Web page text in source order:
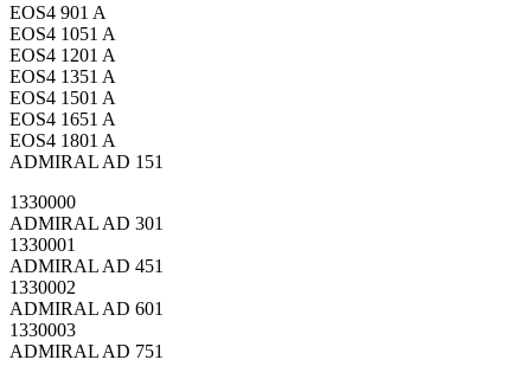
EOS4 901 A
EOS4 1051 A
EOS4 1201 A
EOS4 1351 A
EOS4 1501 A
EOS4 1651 A
EOS4 1801 A
ADMIRAL AD 151
1330000
ADMIRAL AD 301
1330001
ADMIRAL AD 451
1330002
ADMIRAL AD 601
1330003
ADMIRAL AD 751